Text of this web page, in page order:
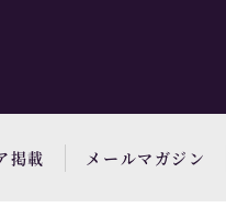
掲載 メールマガジン